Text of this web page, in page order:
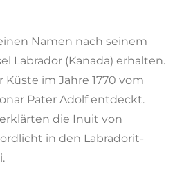
Namen nach seinem
Labrador (Kanada) erhalten.
im Jahre 1770 vom
Pater Adolf entdeckt.
die Inuit von
in den Labradorit-